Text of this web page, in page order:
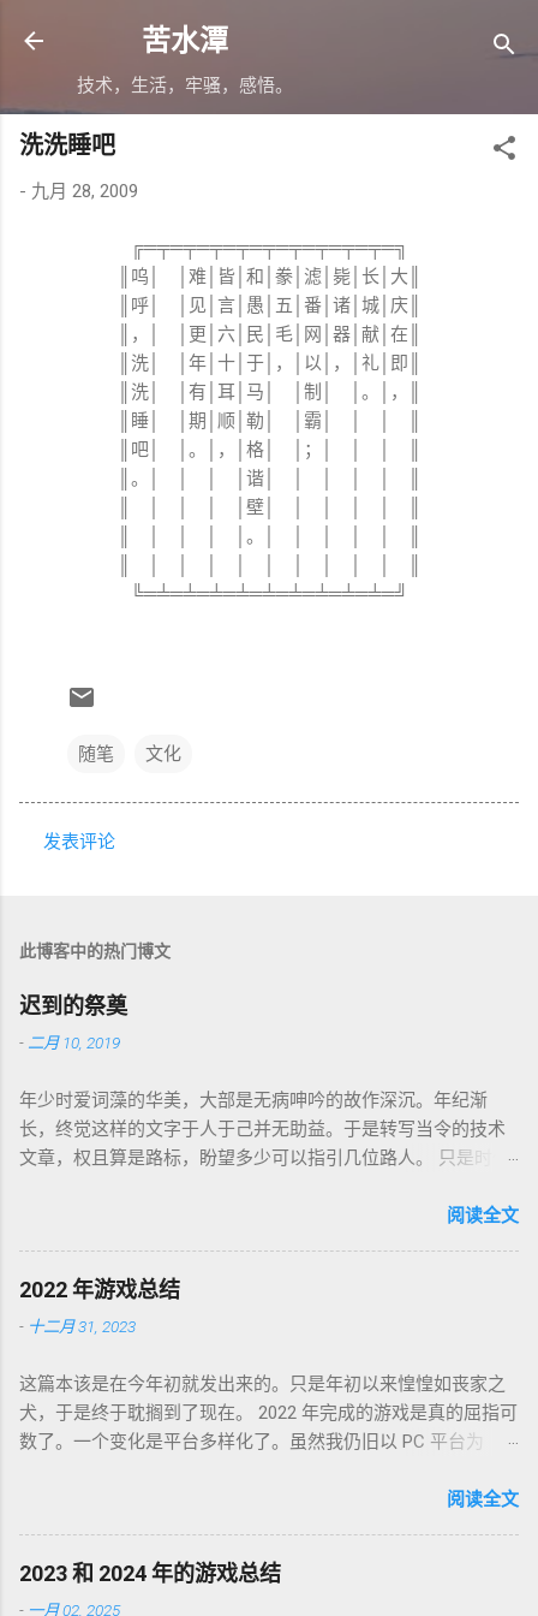
跳至主要内容
苦水潭
技术，生活，牢骚，感悟。
洗洗睡吧
- 九月 28, 2009
╔═╤═╤═╤═╤═╤═╤═╤═╤═╤═╗
║呜│ │难│皆│和│豢│滤│毙│长│大║
║呼│ │见│言│愚│五│番│诸│城│庆║
║，│ │更│六│民│毛│网│器│献│在║
║洗│ │年│十│于│，│以│，│礼│即║
║洗│ │有│耳│马│ │制│ │。│，║
║睡│ │期│顺│勒│ │霸│ │ │ ║
║吧│ │。│，│格│ │；│ │ │ ║
║。│ │ │ │谐│ │ │ │ │ ║
║ │ │ │ │壁│ │ │ │ │ ║
║ │ │ │ │。│ │ │ │ │ ║
╚═╧═╧═╧═╧═╧═╧═╧═╧═╧═╝
随笔 文化
发表评论
此博客中的热门博文
迟到的祭奠
- 二月 10, 2019
年少时爱词藻的华美，大部是无病呻吟的故作深沉。年纪渐
长，终觉这样的文字于人于己并无助益。于是转写当令的技术
文章，权且算是路标，盼望多少可以指引几位路人。 只是时代
图标为何物，转眼千禧一代业已成人，不知墙为何物。互联网
盛开，RSS 之父自戕，开源日益沦为资本巨鳄博弈的棋子。 这
个光怪陆离的世界，不是游戏中的虚幻场景，却是千千万万个
如我一样的人鞠躬尽瘁亲手打造的魔幻现实。这可是我曾希冀
世界如此复杂，我连这巨轮的去向也无从分辨。 辗转无眠的夜
晚，陪在枕边的便是金庸老先生的几部书。每每读到若有所
悟，才能在黎明前草草小憩。老先生从武侠到无侠，层层递进
喜，又把这个江湖的规则层层解构，推演其间各式人格向现实
投影的境遇和选择。 老先生开卷入世，却又早早封笔，不做答
案，只在笔墨尽处引人向善。困顿时能读到这样的文字，我心
存感激。 枕边已无金庸，经典心中长存。
阅读全文
2022 年游戏总结
- 十二月 31, 2023
这篇本该是在今年初就发出来的。只是年初以来惶惶如丧家之
犬，于是终于耽搁到了现在。 2022 年完成的游戏是真的屈指可
数了。一个变化是平台多样化了。虽然我仍旧以 PC 平台为
Partisans 1941，中文名「苏军游击队 1941」，2022-01-03 通
喜欢这个背景而已，系统并不很出彩，故事中规中矩，人物刻
画一般。估计不是特别喜欢这类题材的同学都不会看到这款游
阅读全文
2023 和 2024 年的游戏总结
- 一月 02, 2025